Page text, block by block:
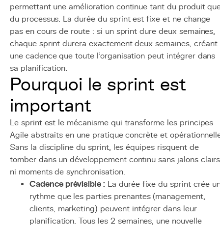
permettant une amélioration continue tant du produit
du processus. La durée du sprint est fixe et ne change
pas en cours de route : si un sprint dure deux semaines,
chaque sprint durera exactement deux semaines, créant
une cadence que toute l'organisation peut intégrer dans
sa planification.
Pourquoi le sprint est
important
Le sprint est le mécanisme qui transforme les principes
Agile abstraits en une pratique concrète et
Sans la discipline du sprint, les équipes risquent de
tomber dans un développement continu sans jalons clairs
ni moments de synchronisation.
Cadence prévisible : La durée fixe du sprint crée
rythme que les parties prenantes (management,
clients, marketing) peuvent intégrer dans leur
planification. Tous les 2 semaines, une nouvelle